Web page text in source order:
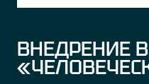
ВНЕДРЕНИЕ